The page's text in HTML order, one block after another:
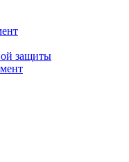
защиты